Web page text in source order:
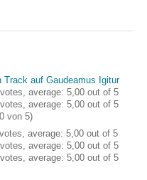
Track auf Gaudeamus Igitur
von 5)